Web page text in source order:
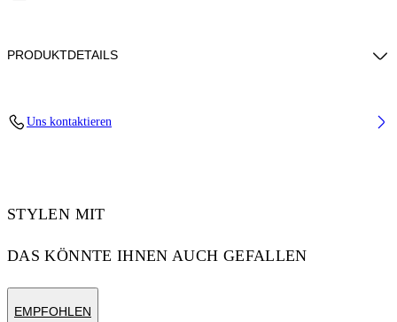
PRODUKTDETAILS
Uns kontaktieren
STYLEN MIT
DAS KÖNNTE IHNEN AUCH GEFALLEN
EMPFOHLEN